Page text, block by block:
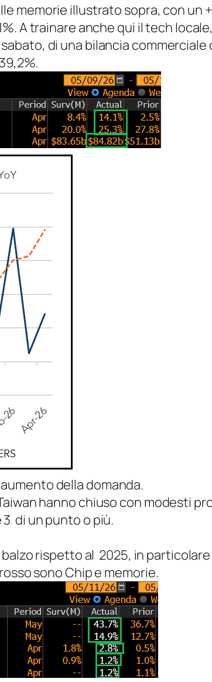
memorie illustrato sopra, con un
A trainare anche qui il tech
di una bilancia commerciale
della domanda.
hanno chiuso con modesti
di un punto o più.
rispetto al 2025, in
sono Chip e memorie.